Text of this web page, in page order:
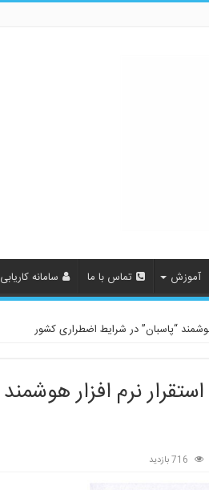
آموزش تماس با ما سامانه کاریابی
“پاسبان” در شرایط اضطراری کشور
نرم افزار هوشمند
716 بازدید